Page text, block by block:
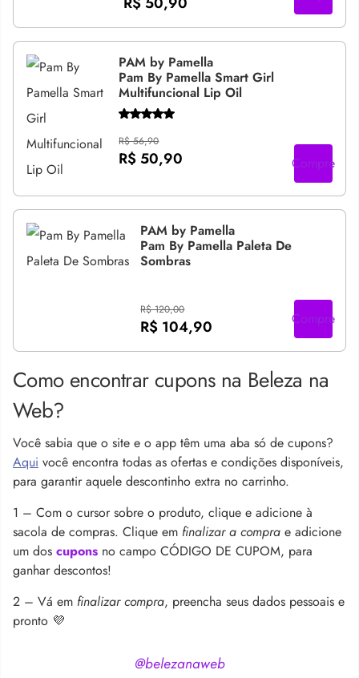
PAM by Pamella
Pam By Pamella Smart Girl
Multifuncional Lip Oil
R$ 56,90
R$ 50,90 Compre
PAM by Pamella
Pam By Pamella Paleta De
Sombras
R$ 120,00
R$ 104,90 Compre
Como encontrar cupons na Beleza na
Web?
Você sabia que o site e o app têm uma aba só de cupons?
Aqui você encontra todas as ofertas e condições disponíveis,
para garantir aquele descontinho extra no carrinho.
1 – Com o cursor sobre o produto, clique e adicione à
sacola de compras. Clique em finalizar a compra e adicione
um dos cupons no campo CÓDIGO DE CUPOM, para
ganhar descontos!
2 – Vá em finalizar compra, preencha seus dados pessoais e
pronto 💜
@belezanaweb